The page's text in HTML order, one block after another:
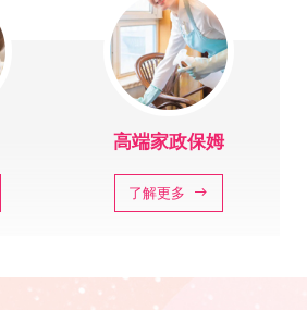
高端家政保姆
了解更多